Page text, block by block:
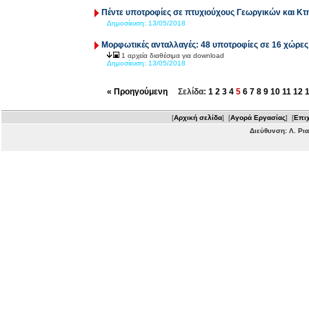
Πέντε υποτροφίες σε πτυχιούχους Γεωργικών και
Δημοσίευση: 13/05/2018
Μορφωτικές ανταλλαγές: 48 υποτροφίες σε 16 χώρες
1 αρχεία διαθέσιμα για download
Δημοσίευση: 13/05/2018
« Προηγούμενη Σελίδα: 1 2 3 4 5 6 7 8 9 10 11 12
[Αρχική σελίδα] [Αγορά Εργασίας] [
Διεύθυνση: Λ.